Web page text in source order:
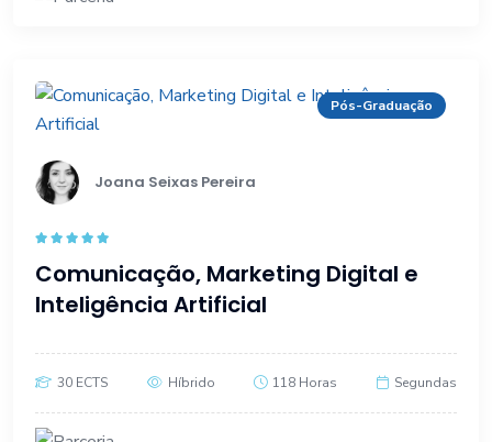
Pós-Graduação
Joana Seixas Pereira
out of 5
Comunicação, Marketing Digital e
Inteligência Artificial
30 ECTS Híbrido 118 Horas Segundas